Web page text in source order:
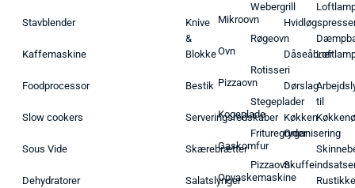
Stavblender
Kaffemaskine
Foodprocessor
Slow cookers
Sous Vide
Dehydratorer
Knive
&
Blokke
Bestik
Serveringsredskaber
Skærebrætter
Salatslynger
Mikroovn
Ovn
Pizzaovn
Kogeplade
Gaskomfur
Opvaskemaskine
Webergrill
Røgeovn
Rotisseri
Stegeplader
Frituregryder
Pizzaovn
Dåseåbner
Dørslag
Køkken
Organisering
til
Rustikke